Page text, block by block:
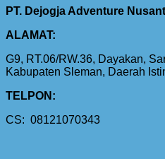
PT. Dejogja Adventure
ALAMAT:
G9, RT.06/RW.36, Dayakan,
Kabupaten Sleman, Daerah
TELPON:
CS: 08121070343